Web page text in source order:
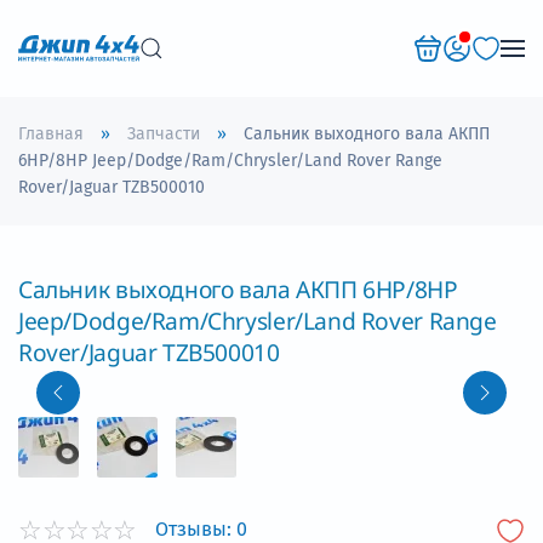
Перейти к содержимому
Главная Запчасти
Сальник выходного вала АКПП
6HP/8HP Jeep/Dodge/Ram/Chrysler/Land Rover Range
Rover/Jaguar TZB500010
Сальник выходного вала АКПП 6HP/8HP
Jeep/Dodge/Ram/Chrysler/Land Rover Range
Rover/Jaguar TZB500010
Отзывы: 0